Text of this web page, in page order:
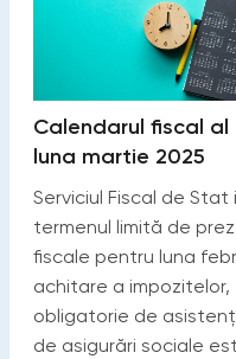
Calendarul fiscal
luna martie 2025
Serviciul Fiscal de
termenul limită de
fiscale pentru luna
achitare a impozitelor,
obligatorie de
de asigurări sociale